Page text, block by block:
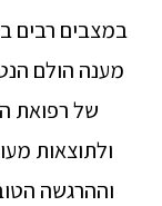
במצבים רבים
מענה הולם
של רפואת
ולתוצאות
וההרגשה